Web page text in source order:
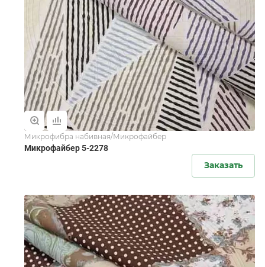
Микрофибра набивная/Микрофайбер
Микрофайбер 5-2278
Заказать